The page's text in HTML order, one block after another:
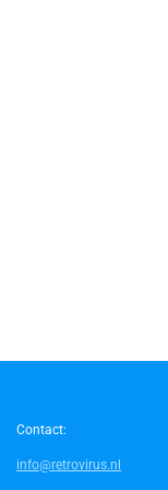
Contact:
info@retrovirus.nl